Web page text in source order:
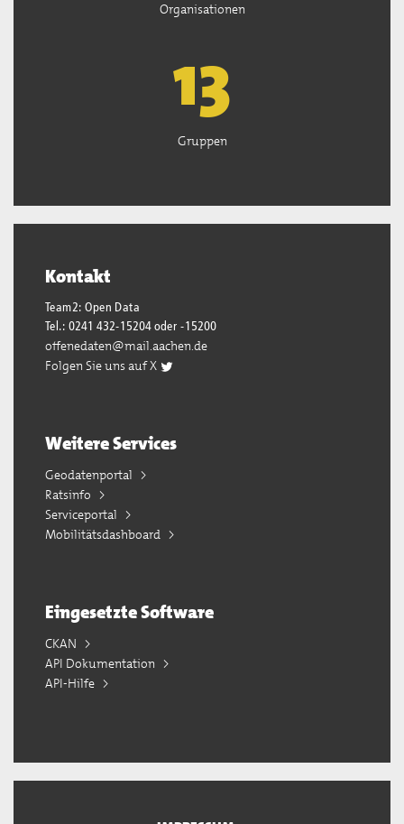
Organisationen
13
Gruppen
Kontakt
Team2: Open Data
Tel.: 0241 432-15204 oder -15200
offenedaten@mail.aachen.de
Folgen Sie uns auf X
Weitere Services
Geodatenportal
Ratsinfo
Serviceportal
Mobilitätsdashboard
Eingesetzte Software
CKAN
API Dokumentation
API-Hilfe